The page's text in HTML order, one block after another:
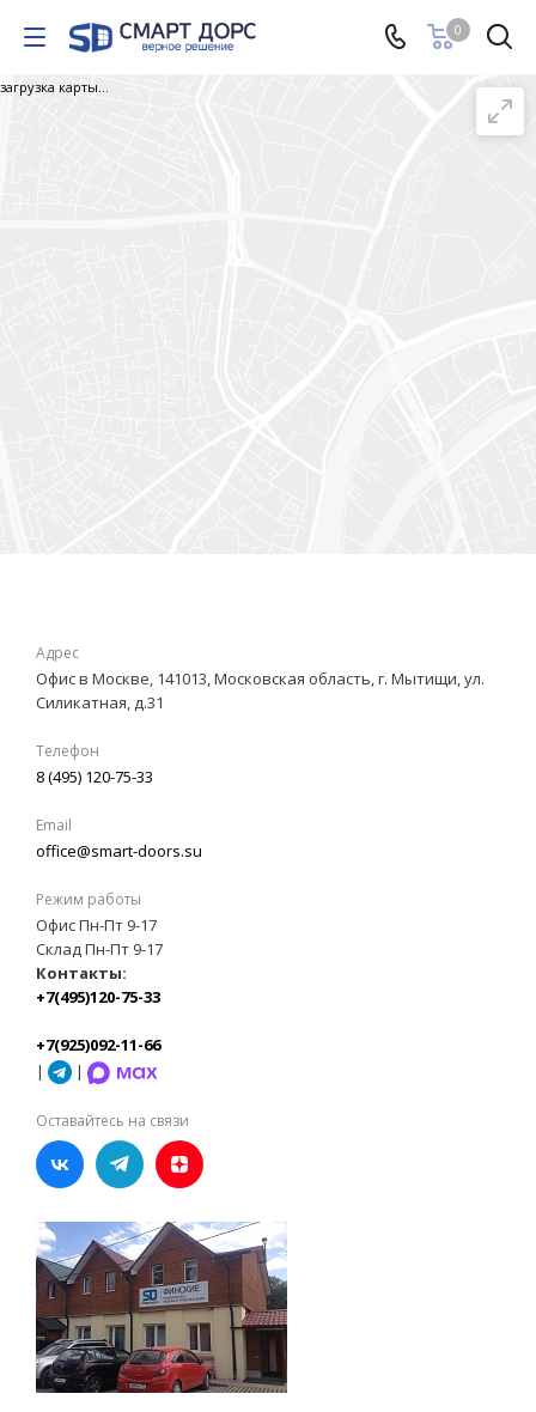
0
загрузка карты...
Адрес
Офис в Москве, 141013, Московская область, г. Мытищи, ул.
Силикатная, д.31
Телефон
8 (495) 120-75-33
Email
office@smart-doors.su
Режим работы
Офис Пн-Пт 9-17
Склад Пн-Пт 9-17
Контакты:
+7(495)120-75-33
+7(925)092-11-66
|
|
Оставайтесь на связи